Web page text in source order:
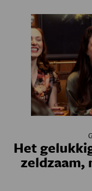
Het
zeldzaam,